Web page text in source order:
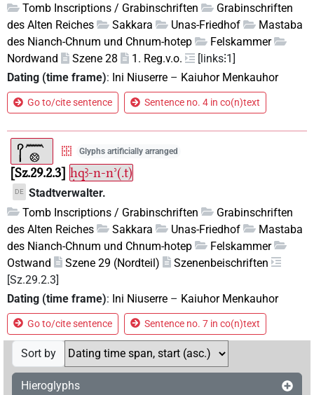
Tomb Inscriptions / Grabinschriften
Grabinschriften
des Alten Reiches
Sakkara Unas-Friedhof
Mastaba
des Nianch-Chnum und Chnum-hotep
Felskammer
Nordwand
Szene 28 1. Reg.v.o.
[links⁝1]
Dating (time frame): Ini Niuserre – Kaiuhor Menkauhor
Go to/cite sentence Sentence no. 4 in co(n)text
Glyphs artificially arranged
Sz.29.2.3 ḥqꜣ-n-nʾ(.t)
DE Stadtverwalter.
Tomb Inscriptions / Grabinschriften
Grabinschriften
des Alten Reiches
Sakkara Unas-Friedhof
Mastaba
des Nianch-Chnum und Chnum-hotep
Felskammer
Ostwand
Szene 29 (Nordteil)
Szenenbeischriften
[Sz.29.2.3]
Dating (time frame): Ini Niuserre – Kaiuhor Menkauhor
Go to/cite sentence Sentence no. 7 in co(n)text
Sort by
Hieroglyphs